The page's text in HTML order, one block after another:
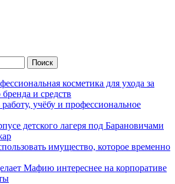
косметика для ухода за
и средств
учёбу и профессиональное
детского лагеря под Барановичами
имущество, которое временно
Мафию интереснее на корпоративе